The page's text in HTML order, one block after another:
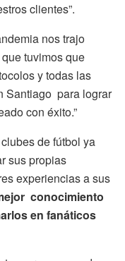
clientes”.
nos trajo
tuvimos que
y todas las
Santiago para lograr
con éxito.”
de fútbol ya
sus propias
experiencias a sus
conocimiento
en fanáticos